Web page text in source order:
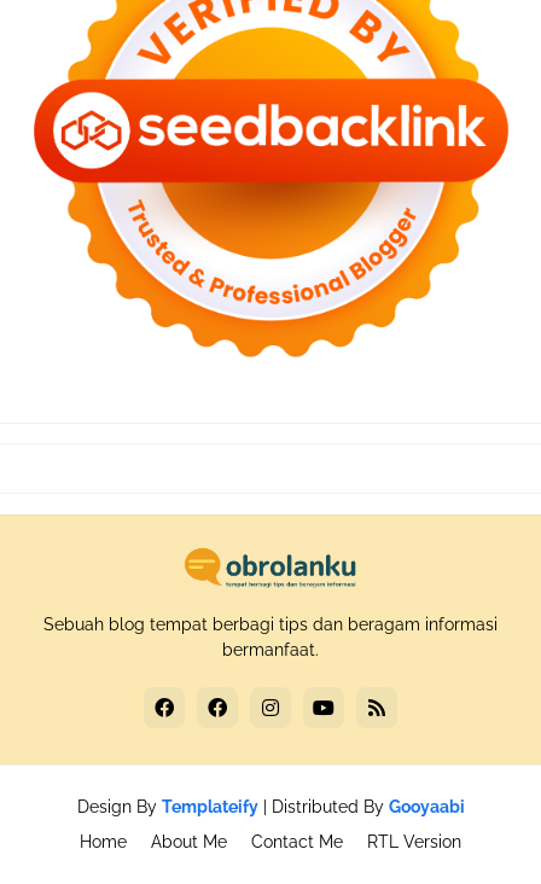
Sebuah blog tempat berbagi tips dan beragam informasi
bermanfaat.
Design By Templateify| Distributed By Gooyaabi
Home
About Me Contact Me RTL Version